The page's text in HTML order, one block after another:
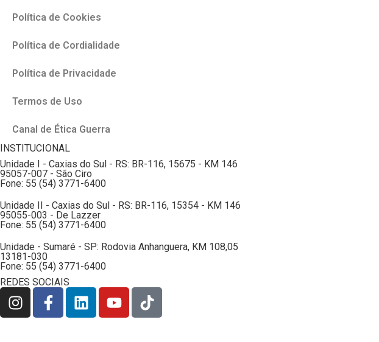
Política de Cookies
Política de Cordialidade
Política de Privacidade
Termos de Uso
Canal de Ética Guerra
INSTITUCIONAL
Unidade I - Caxias do Sul - RS: BR-116, 15675 - KM 146
95057-007 - São Ciro
Fone: 55 (54) 3771-6400
Unidade II - Caxias do Sul - RS: BR-116, 15354 - KM 146
95055-003 - De Lazzer
Fone: 55 (54) 3771-6400
Unidade - Sumaré - SP: Rodovia Anhanguera, KM 108,05
13181-030
Fone: 55 (54) 3771-6400
REDES SOCIAIS